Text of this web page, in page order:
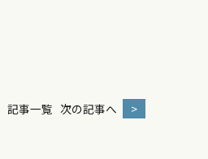
記事一覧 次の記事へ >